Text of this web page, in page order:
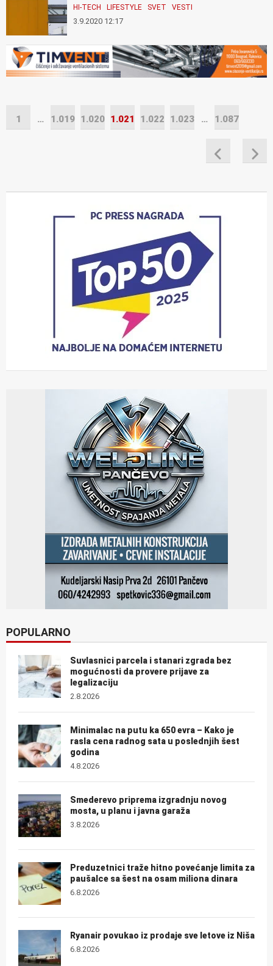
HI-TECH LIFESTYLE SVET VESTI
3.9.2020 12:17
1 … 1.019 1.020 1.021 1.022 1.023 … 1.087
POPULARNO
Suvlasnici parcela i stanari zgrada bez
mogućnosti da provere prijave za
legalizaciju
2.8.2026
Minimalac na putu ka 650 evra – Kako je
rasla cena radnog sata u poslednjih šest
godina
4.8.2026
Smederevo priprema izgradnju novog
mosta, u planu i javna garaža
3.8.2026
Preduzetnici traže hitno povećanje limita za
paušalce sa šest na osam miliona dinara
6.8.2026
Ryanair povukao iz prodaje sve letove iz Niša
6.8.2026